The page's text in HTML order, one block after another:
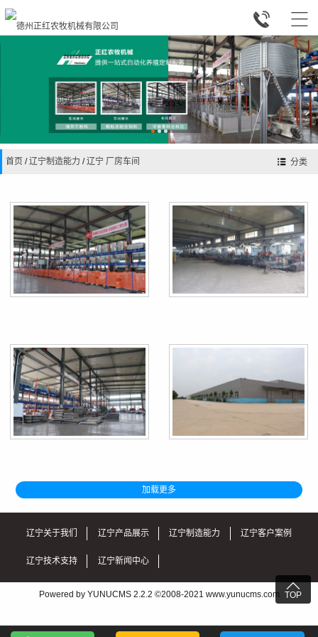


分类
首页 /辽宁制造能力 /辽宁 厂房车间
加载更多

TOP
辽宁关于我们 辽宁产品展示 辽宁制造能力 辽宁客户案例
辽宁技术支持 辽宁新闻中心
Powered by YUNUCMS 2.2.2 ©2008-2021 www.yunucms.com